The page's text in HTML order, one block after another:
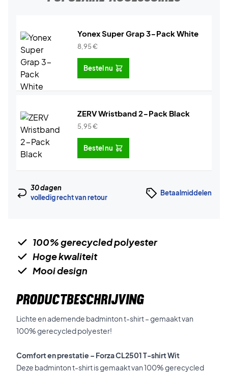
Yonex Super Grap 3-Pack White
8,95€
Bestel nu
ZERV Wristband 2-Pack Black
5,95€
Bestel nu
30 dagen
volledig recht van retour
Betaalmiddelen
100% gerecycled polyester
Hoge kwaliteit
Mooi design
PRODUCTBESCHRIJVING
Lichte en ademende badminton t-shirt – gemaakt van
100% gerecycled polyester!
Comfort en prestatie – Forza CL2501 T-shirt Wit
Deze badminton t-shirt is gemaakt van 100% gerecycled